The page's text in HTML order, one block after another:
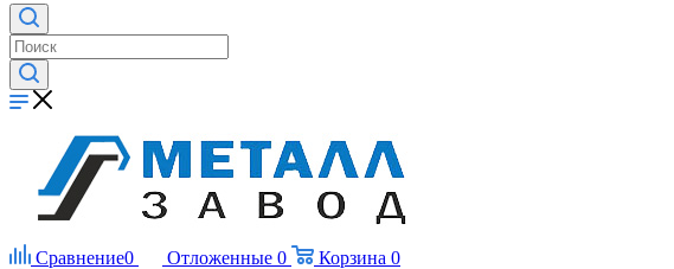
Сравнение0 Отложенные 0 Корзина 0